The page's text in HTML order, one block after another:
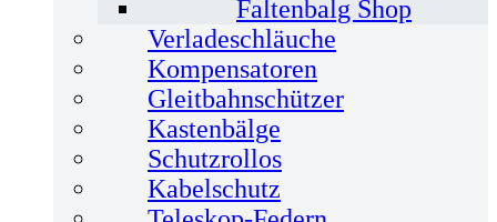
Faltenbalg Shop
Verladeschläuche
Kompensatoren
Gleitbahnschützer
Kastenbälge
Schutzrollos
Kabelschutz